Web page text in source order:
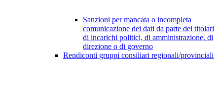
Sanzioni per mancata o incompleta
comunicazione dei dati da parte dei titolari
di incarichi politici, di amministrazione, di
direzione o di governo
Rendiconti gruppi consiliari regionali/provinciali